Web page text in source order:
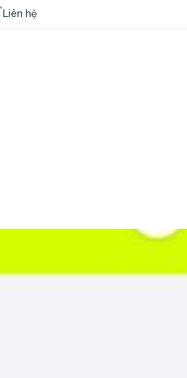
Liên hệ